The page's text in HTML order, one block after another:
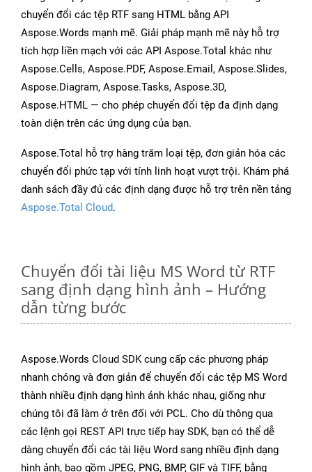
chuyển đổi các tệp RTF sang HTML bằng API
Aspose.Words mạnh mẽ. Giải pháp mạnh mẽ này hỗ trợ
tích hợp liền mạch với các API Aspose.Total khác như
Aspose.Cells, Aspose.PDF, Aspose.Email, Aspose.Slides,
Aspose.Diagram, Aspose.Tasks, Aspose.3D,
Aspose.HTML — cho phép chuyển đổi tệp đa định dạng
toàn diện trên các ứng dụng của bạn.
Aspose.Total hỗ trợ hàng trăm loại tệp, đơn giản hóa các
chuyển đổi phức tạp với tính linh hoạt vượt trội. Khám phá
danh sách đầy đủ các định dạng được hỗ trợ trên nền tảng
Aspose.Total Cloud.
Chuyển đổi tài liệu MS Word từ RTF
sang định dạng hình ảnh – Hướng
dẫn từng bước
Aspose.Words Cloud SDK cung cấp các phương pháp
nhanh chóng và đơn giản để chuyển đổi các tệp MS Word
thành nhiều định dạng hình ảnh khác nhau, giống như
chúng tôi đã làm ở trên đối với PCL. Cho dù thông qua
các lệnh gọi REST API trực tiếp hay SDK, bạn có thể dễ
dàng chuyển đổi các tài liệu Word sang nhiều định dạng
hình ảnh, bao gồm JPEG, PNG, BMP, GIF và TIFF, bằng